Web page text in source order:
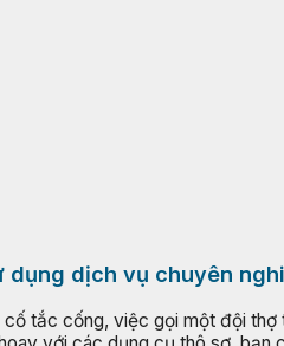
dụng dịch vụ chuyên
tắc cống, việc gọi một đội thợ